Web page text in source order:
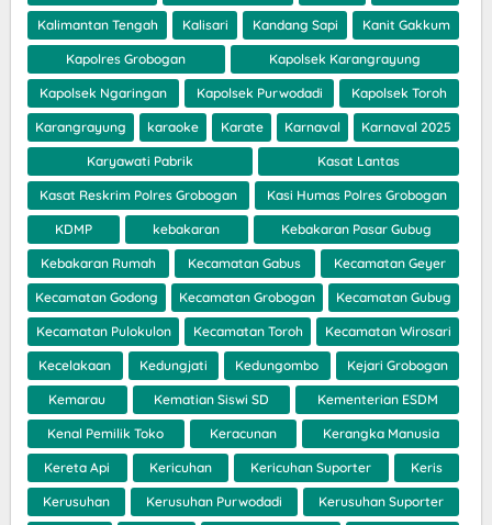
Kalimantan Tengah Kalisari Kandang Sapi Kanit Gakkum
Kapolres Grobogan Kapolsek Karangrayung
Kapolsek Ngaringan Kapolsek Purwodadi Kapolsek Toroh
Karangrayung karaoke Karate Karnaval Karnaval 2025
Karyawati Pabrik Kasat Lantas
Kasat Reskrim Polres Grobogan Kasi Humas Polres Grobogan
KDMP kebakaran Kebakaran Pasar Gubug
Kebakaran Rumah Kecamatan Gabus Kecamatan Geyer
Kecamatan Godong Kecamatan Grobogan Kecamatan Gubug
Kecamatan Pulokulon Kecamatan Toroh Kecamatan Wirosari
Kecelakaan Kedungjati Kedungombo Kejari Grobogan
Kemarau Kematian Siswi SD Kementerian ESDM
Kenal Pemilik Toko Keracunan Kerangka Manusia
Kereta Api Kericuhan Kericuhan Suporter Keris
Kerusuhan Kerusuhan Purwodadi Kerusuhan Suporter